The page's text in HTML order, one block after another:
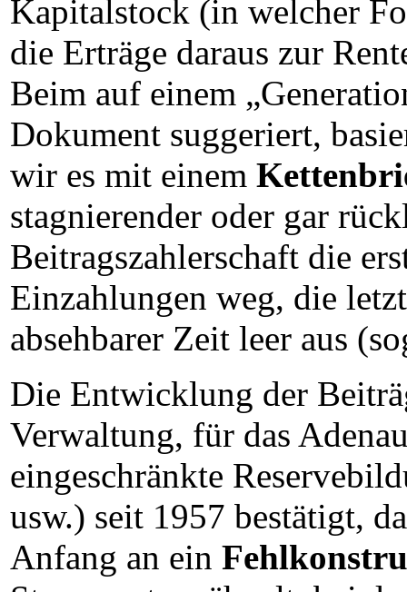
Kapitalstock (in welcher
die Erträge daraus zur
Beim auf einem
Dokument suggeriert,
wir es mit einem
stagnierender oder gar
Beitragszahlerschaft die
Einzahlungen weg, die
absehbarer Zeit leer aus
Die Entwicklung der
Verwaltung, für das
eingeschränkte
usw.) seit 1957 bestätigt,
Anfang an ein